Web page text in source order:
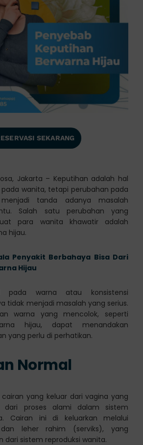
SEKARANG
Jakarta – Keputihan adalah hal
wanita, tetapi perubahan pada
tanda adanya masalah
Salah satu perubahan yang
para wanita khawatir adalah
hijau.
Penyakit Berbahaya Bisa Dari
Hijau
pada warna atau konsistensi
tidak menjadi masalah yang serius.
warna yang mencolok, seperti
hijau, dapat menandakan
yang perlu di perhatikan.
Normal
yang keluar dari vagina yang
dari proses alami dalam sistem
Cairan ini di keluarkan melalui
leher rahim (serviks), yang
dari sistem reproduksi wanita.